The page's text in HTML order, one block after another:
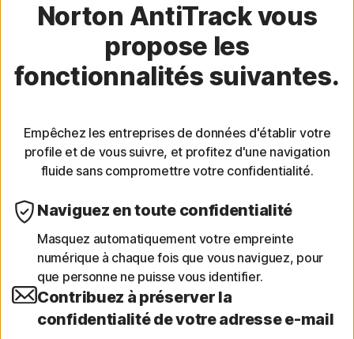
Norton AntiTrack vous
propose les
fonctionnalités suivantes.
Empêchez les entreprises de données d'établir votre
profile et de vous suivre, et profitez d'une navigation
fluide sans compromettre votre confidentialité.
Naviguez en toute confidentialité
Masquez automatiquement votre empreinte
numérique à chaque fois que vous naviguez, pour
que personne ne puisse vous identifier.
Contribuez à préserver la
confidentialité de votre adresse e-mail